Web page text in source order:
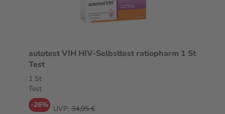
autotest VIH HIV-Selbsttest ratiopharm 1 St
Test
1 St
Test
-26% UVP: 34,95 €